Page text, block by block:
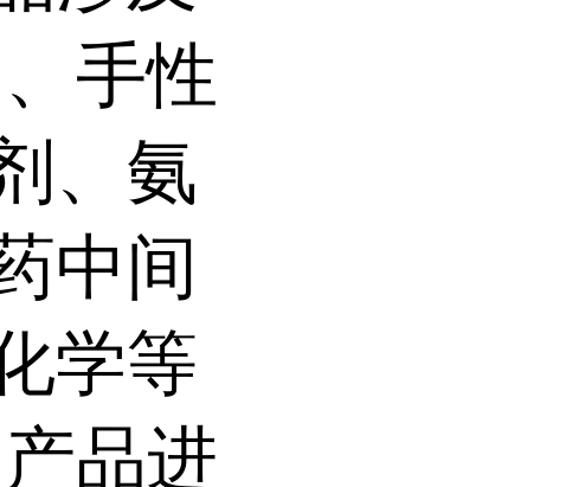
手性
、氨
中间
学等
品进